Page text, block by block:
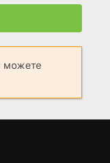
можете